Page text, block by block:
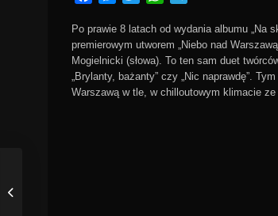
Po prawie 8 latach od wydania albumu „Na
premierowym utworem „Niebo nad
Mogielnicki (słowa). To ten sam duet
„Brylanty, bażanty” czy „Nic naprawdę”.
Warszawą w tle, w chilloutowym klimacie ze